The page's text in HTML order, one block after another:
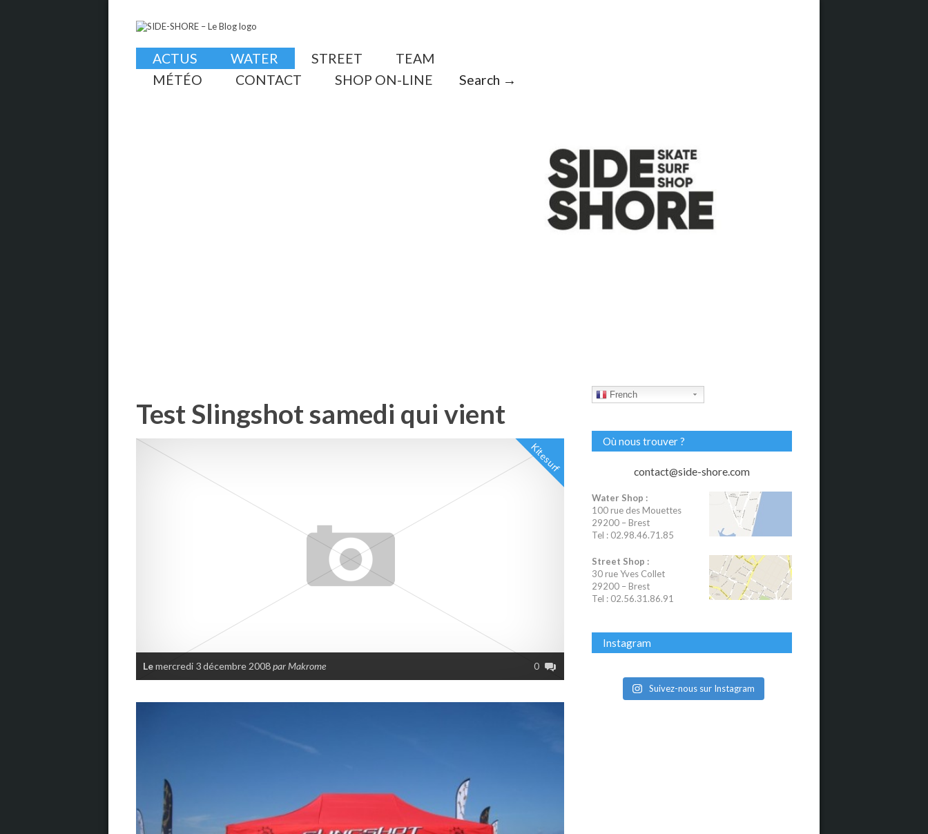
ACTUS WATER STREET
TEAM
MÉTÉO
CONTACT SHOP ON-LINE Search →
Test Slingshot samedi qui vient
Kitesurf
Lemercredi 3 décembre 2008par Makrome 0
French
Où nous trouver ?
contact@side-shore.com
Water Shop :
100 rue des Mouettes
29200 – Brest
Tel : 02.98.46.71.85
Street Shop :
30 rue Yves Collet
29200 – Brest
Tel : 02.56.31.86.91
Instagram
Suivez-nous sur Instagram